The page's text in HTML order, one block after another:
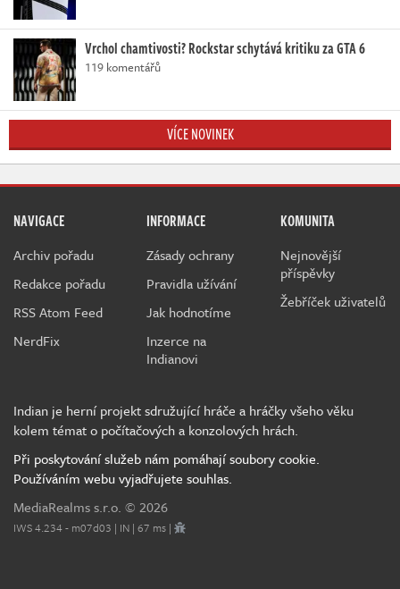
Vrchol chamtivosti? Rockstar schytává kritiku za GTA 6
119 komentářů
VÍCE NOVINEK
NAVIGACE
Archiv pořadu
Redakce pořadu
RSS Atom Feed
NerdFix
INFORMACE
Zásady ochrany
Pravidla užívání
Jak hodnotíme
Inzerce na
Indianovi
KOMUNITA
Nejnovější
příspěvky
Žebříček uživatelů
Indian je herní projekt sdružující hráče a hráčky všeho věku
kolem témat o počítačových a konzolových hrách.
Při poskytování služeb nám pomáhají soubory cookie.
Používáním webu vyjadřujete souhlas.
MediaRealms s.r.o. © 2026
IWS 4.234 - m07d03 | IN | 67 ms |